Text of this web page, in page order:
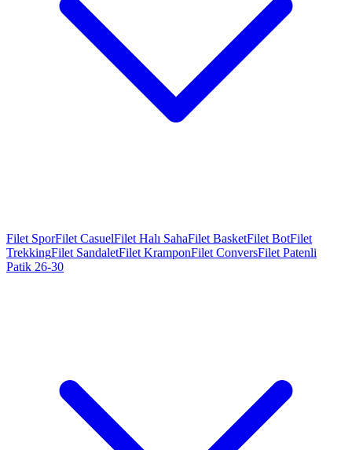
Filet SporFilet CasuelFilet Halı SahaFilet BasketFilet BotFilet
TrekkingFilet SandaletFilet KramponFilet ConversFilet Patenli
Patik 26-30